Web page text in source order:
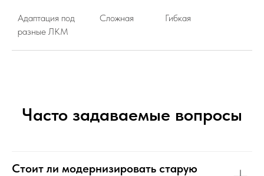
Адаптация под
разные ЛКМ
Сложная Гибкая
Часто задаваемые вопросы
Стоит ли модернизировать старую